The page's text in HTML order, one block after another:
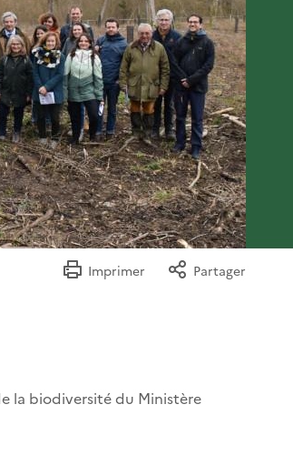
Imprimer Partager
la biodiversité du Ministère